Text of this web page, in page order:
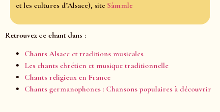
et les cultures d’Alsace), site Sàmmle
Retrouvez ce chant dans :
Chants Alsace et traditions musicales
Les chants chrétien et musique traditionnelle
Chants religieux en France
Chants germanophones : Chansons populaires à découvrir